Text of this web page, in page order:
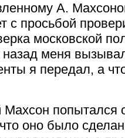
А.
с просьбой
московской
назад меня
я передал, а
попытался
оно было